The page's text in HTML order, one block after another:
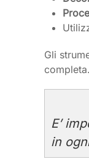
Gli
completa.
E’
in